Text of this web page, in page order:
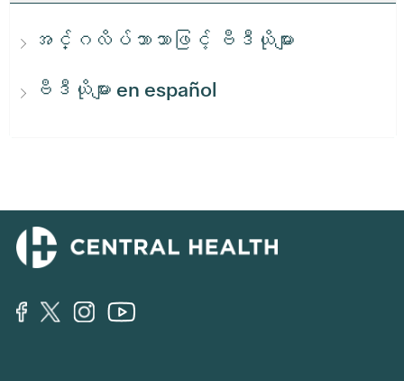
အင်္ဂလိပ်ဘာသာဖြင့် ဗီဒီယိုများ
ဗီဒီယိုများ en español